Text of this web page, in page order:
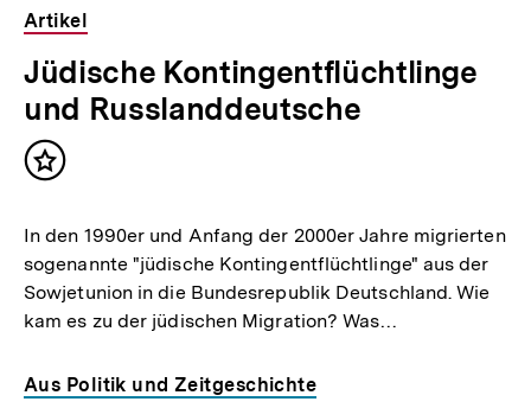
Artikel
Jüdische Kontingentflüchtlinge
und Russlanddeutsche
Inhalt
In den 1990er und Anfang der 2000er Jahre migrierten
sogenannte "jüdische Kontingentflüchtlinge" aus der
Sowjetunion in die Bundesrepublik Deutschland. Wie
kam es zu der jüdischen Migration? Was…
Aus Politik und Zeitgeschichte